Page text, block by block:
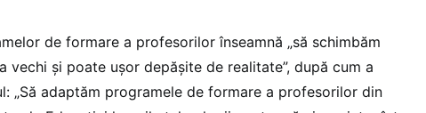
de formare a profesorilor înseamnă „să schimbăm
vechi și poate ușor depășite de realitate”, după cum a
„Să adaptăm programele de formare a profesorilor din